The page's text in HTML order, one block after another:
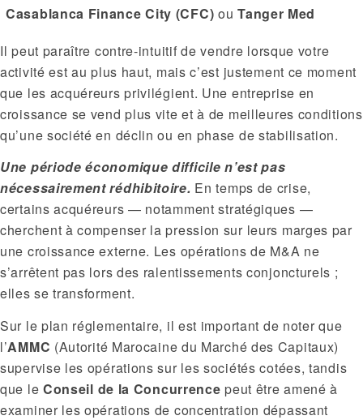
Casablanca Finance City (CFC) ouTanger Med
Il peut paraître contre-intuitif de vendre lorsque votre
activité est au plus haut, mais c’est justement ce moment
que les acquéreurs privilégient. Une entreprise en
croissance se vend plus vite et à de meilleures conditions
qu’une société en déclin ou en phase de stabilisation.
Une période économique difficile n’est pas
nécessairement rédhibitoire. En temps de crise,
certains acquéreurs — notamment stratégiques —
cherchent à compenser la pression sur leurs marges par
une croissance externe. Les opérations de M&A ne
s’arrêtent pas lors des ralentissements conjoncturels ;
elles se transforment.
Sur le plan réglementaire, il est important de noter que
l’AMMC (Autorité Marocaine du Marché des Capitaux)
supervise les opérations sur les sociétés cotées, tandis
que le Conseil de la Concurrence peut être amené à
examiner les opérations de concentration dépassant